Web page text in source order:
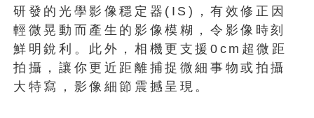
研發的光學影像穩定器(IS)，有效修正因
輕微晃動而產生的影像模糊，令影像時刻
鮮明銳利。此外，相機更支援0cm超微距
拍攝，讓你更近距離捕捉微細事物或拍攝
大特寫，影像細節震撼呈現。